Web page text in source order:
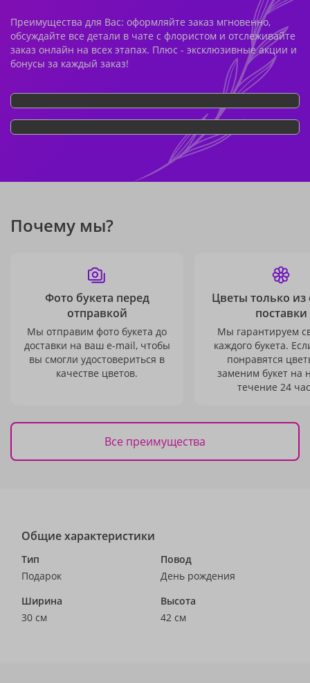
Преимущества для Вас: оформляйте заказ мгновенно,
обсуждайте все детали в чате с флористом и отслеживайте
заказ онлайн на всех этапах. Плюс - эксклюзивные акции и
бонусы за каждый заказ!
Почему мы?
Фото букета перед
отправкой
Мы отправим фото букета до
доставки на ваш e-mail, чтобы
вы смогли удостовериться в
качестве цветов.
Цветы только из
поставки
Мы гарантируем
каждого букета.
понравятся
заменим букет на
течение 24
Все преимущества
Общие характеристики
Тип
Подарок
Повод
День рождения
Ширина
30 см
Высота
42 см